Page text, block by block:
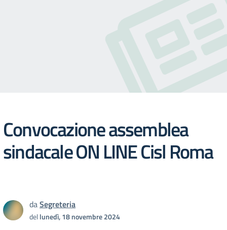
Convocazione assemblea
sindacale ON LINE Cisl Roma
daSegreteria
dellunedì, 18 novembre 2024